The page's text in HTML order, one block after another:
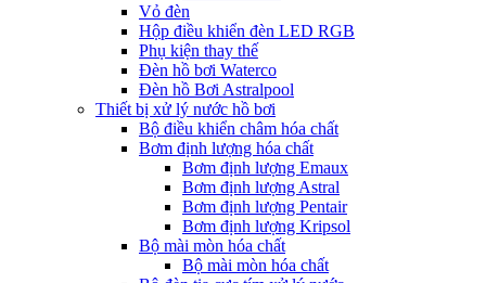
Vỏ đèn
Hộp điều khiển đèn LED RGB
Phụ kiện thay thế
Đèn hồ bơi Waterco
Đèn hồ Bơi Astralpool
Thiết bị xử lý nước hồ bơi
Bộ điều khiển châm hóa chất
Bơm định lượng hóa chất
Bơm định lượng Emaux
Bơm định lượng Astral
Bơm định lượng Pentair
Bơm định lượng Kripsol
Bộ mài mòn hóa chất
Bộ mài mòn hóa chất